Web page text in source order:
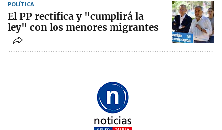
POLÍTICA
El PP rectifica y "cumplirá la
ley" con los menores migrantes